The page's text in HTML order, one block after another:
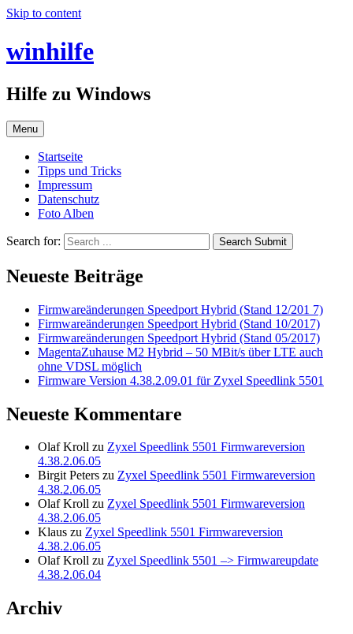
Skip to content
winhilfe
Hilfe zu Windows
Menu
Startseite
Tipps und Tricks
Impressum
Datenschutz
Foto Alben
Search for: Search Submit
Neueste Beiträge
Firmwareänderungen Speedport Hybrid (Stand 12/201 7)
Firmwareänderungen Speedport Hybrid (Stand 10/2017)
Firmwareänderungen Speedport Hybrid (Stand 05/2017)
MagentaZuhause M2 Hybrid – 50 MBit/s über LTE auch
ohne VDSL möglich
Firmware Version 4.38.2.09.01 für Zyxel Speedlink 5501
Neueste Kommentare
Olaf Kroll zu Zyxel Speedlink 5501 Firmwareversion
4.38.2.06.05
Birgit Peters zu Zyxel Speedlink 5501 Firmwareversion
4.38.2.06.05
Olaf Kroll zu Zyxel Speedlink 5501 Firmwareversion
4.38.2.06.05
Klaus zu Zyxel Speedlink 5501 Firmwareversion
4.38.2.06.05
Olaf Kroll zu Zyxel Speedlink 5501 –> Firmwareupdate
4.38.2.06.04
Archiv